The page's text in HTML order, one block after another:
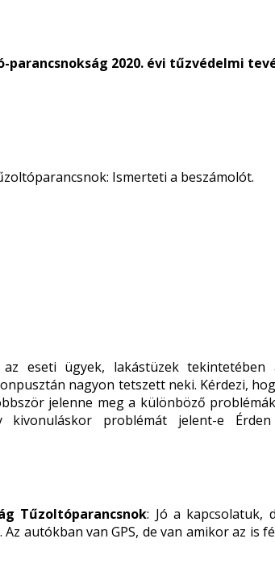
parancsnokság 2020. évi tűzvédelmi
Ismerteti a beszámolót.
eseti ügyek, lakástüzek tekintetében
nagyon tetszett neki. Kérdezi,
jelenne meg a különböző
problémát jelent-e
Tűzoltóparancsnok: Jó a kapcsolatuk,
autókban van GPS, de van amikor az is